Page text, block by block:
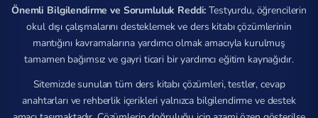
Önemli Bilgilendirme ve Sorumluluk Reddi: Testyurdu, öğrencilerin
okul dışı çalışmalarını desteklemek ve ders kitabı çözümlerinin
mantığını kavramalarına yardımcı olmak amacıyla kurulmuş
tamamen bağımsız ve gayri ticari bir yardımcı eğitim kaynağıdır.
Sitemizde sunulan tüm ders kitabı çözümleri, testler, cevap
anahtarları ve rehberlik içerikleri yalnızca bilgilendirme ve destek